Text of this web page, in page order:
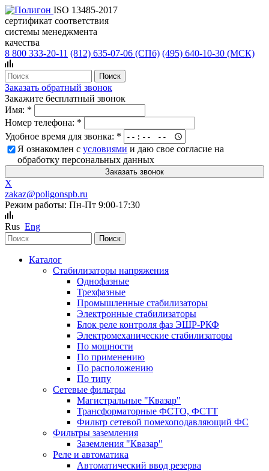
ISO 13485-2017
сертификат соответствия
системы менеджмента
качества
8 800 333-20-11 (812) 635-07-06 (СПб) (495) 640-10-30 (МСК)
Заказать обратный звонок
Закажите бесплатный звонок
Имя: *
Номер телефона: *
Удобное время для звонка: *
Я ознакомлен сусловиями и даю свое согласие на
обработку персональных данных
X
zakaz@poligonspb.ru
Режим работы: Пн-Пт 9:00-17:30
Rus Eng
Каталог
Стабилизаторы напряжения
Однофазные
Трехфазные
Промышленные стабилизаторы
Электронные стабилизаторы
Блок реле контроля фаз ЭЩР-РКФ
Электромеханические стабилизаторы
По мощности
По применению
По расположению
По типу
Сетевые фильтры
Магистральные "Квазар"
Трансформаторные ФСТО, ФСТТ
Фильтр сетевой помехоподавляющий ФС
Фильтры заземления
Заземления "Квазар"
Реле и автоматика
Автоматический ввод резерва